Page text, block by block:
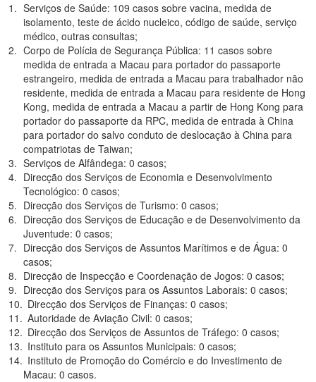
Serviços de Saúde: 109 casos sobre vacina, medida de
isolamento, teste de ácido nucleico, código de saúde, serviço
médico, outras consultas;
Corpo de Polícia de Segurança Pública: 11 casos sobre
medida de entrada a Macau para portador do passaporte
estrangeiro, medida de entrada a Macau para trabalhador não
residente, medida de entrada a Macau para residente de Hong
Kong, medida de entrada a Macau a partir de Hong Kong para
portador do passaporte da RPC, medida de entrada à China
para portador do salvo conduto de deslocação à China para
compatriotas de Taiwan;
Serviços de Alfândega: 0 casos;
Direcção dos Serviços de Economia e Desenvolvimento
Tecnológico: 0 casos;
Direcção dos Serviços de Turismo: 0 casos;
Direcção dos Serviços de Educação e de Desenvolvimento da
Juventude: 0 casos;
Direcção dos Serviços de Assuntos Marítimos e de Água: 0
casos;
Direcção de Inspecção e Coordenação de Jogos: 0 casos;
Direcção dos Serviços para os Assuntos Laborais: 0 casos;
Direcção dos Serviços de Finanças: 0 casos;
Autoridade de Aviação Civil: 0 casos;
Direcção dos Serviços de Assuntos de Tráfego: 0 casos;
Instituto para os Assuntos Municipais: 0 casos;
Instituto de Promoção do Comércio e do Investimento de
Macau: 0 casos.